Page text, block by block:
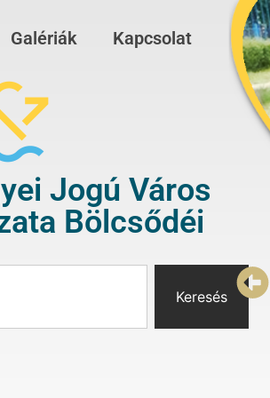
Galériák Kapcsolat
Jogú Város
Bölcsődéi
Keresés